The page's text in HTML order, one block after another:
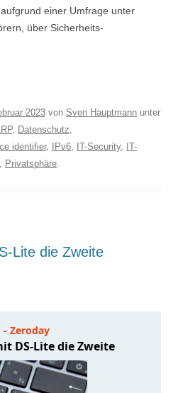
einer Umfrage unter
über Sicherheits-
2023 von Sven Hauptmann unter
, Datenschutz,
identifier, IPv6, IT-Security, IT-
, Privatsphäre.
Lite die Zweite